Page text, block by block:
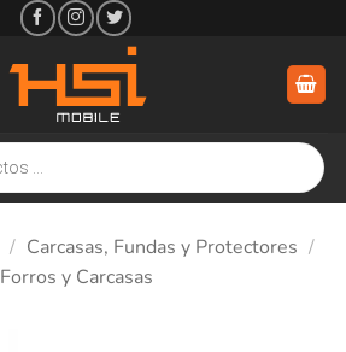
/ Carcasas, Fundas y Protectores /
Forros y Carcasas